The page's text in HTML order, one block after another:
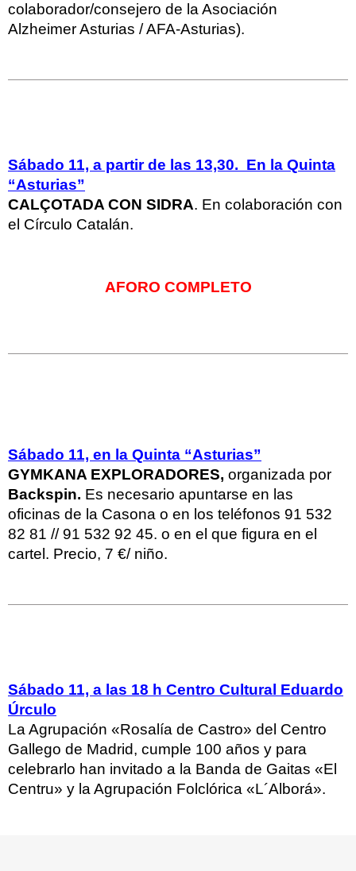
colaborador/consejero de la Asociación
Alzheimer Asturias / AFA-Asturias).
Sábado 11, a partir de las 13,30. En la Quinta
“Asturias”
CALÇOTADA CON SIDRA. En colaboración con
el Círculo Catalán.
AFORO COMPLETO
Sábado 11, en la Quinta “Asturias”
GYMKANA EXPLORADORES, organizada por
Backspin. Es necesario apuntarse en las
oficinas de la Casona o en los teléfonos 91 532
82 81 // 91 532 92 45. o en el que figura en el
cartel. Precio, 7 €/ niño.
Sábado 11, a las 18 h Centro Cultural Eduardo
Úrculo
La Agrupación «Rosalía de Castro» del Centro
Gallego de Madrid, cumple 100 años y para
celebrarlo han invitado a la Banda de Gaitas «El
Centru» y la Agrupación Folclórica «L´Alborá».